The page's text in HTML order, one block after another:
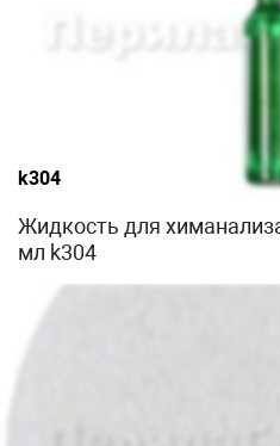
k304
Жидкость для
мл k304